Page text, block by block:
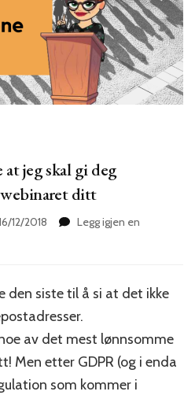
jeg skal gi deg
webinaret ditt
12/2018
Legg igjen en
den siste til å si at det ikke
av det mest lønnsomme
Men etter GDPR (og i enda
som kommer i